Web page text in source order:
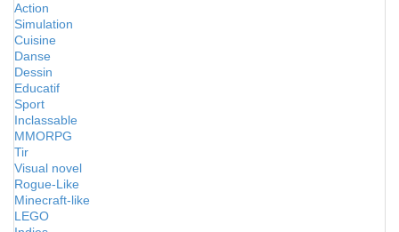
Action
Simulation
Cuisine
Danse
Dessin
Educatif
Sport
Inclassable
MMORPG
Tir
Visual novel
Rogue-Like
Minecraft-like
LEGO